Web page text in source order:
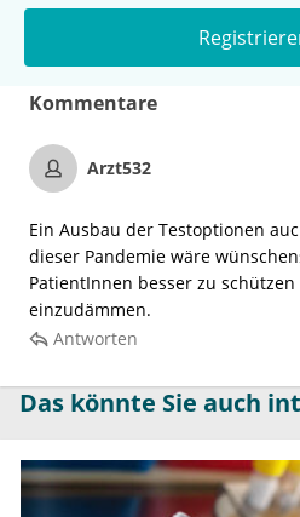
Kommentare
Arzt532
Ein Ausbau der Testoptionen
dieser Pandemie wäre
PatientInnen besser zu
einzudämmen.
Antworten
Das könnte Sie auch